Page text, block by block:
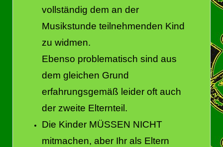
vollständig dem an der
Musikstunde teilnehmenden Kind
zu widmen.
Ebenso problematisch sind aus
dem gleichen Grund
erfahrungsgemäß leider oft auch
der zweite Elternteil.
Die Kinder MÜSSEN NICHT
mitmachen, aber Ihr als Eltern